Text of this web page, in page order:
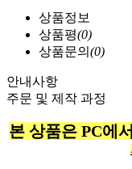
상품정보
상품평(0)
상품문의 (0)
안내사항
주문 및 제작 과정
본 상품은 PC에